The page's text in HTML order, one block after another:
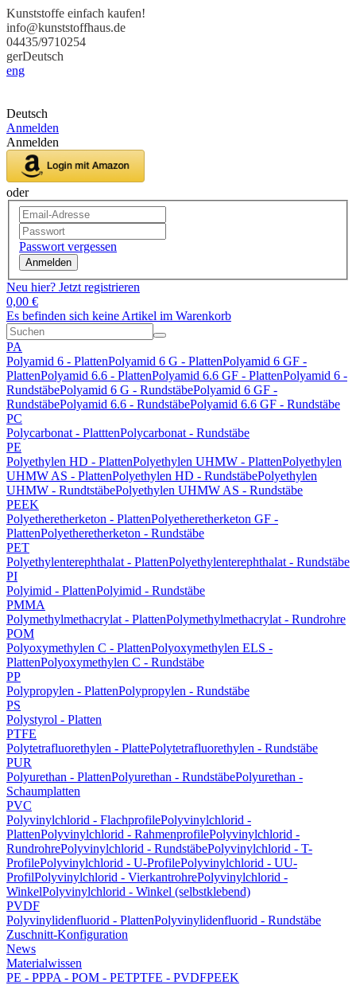
Kunststoffe einfach kaufen!
info@kunststoffhaus.de
04435/9710254
gerDeutsch
eng
Deutsch
Anmelden
Anmelden
oder
Passwort vergessen
Anmelden
Neu hier? Jetzt registrieren
0,00 €
Es befinden sich keine Artikel im Warenkorb
PA
Polyamid 6 - PlattenPolyamid 6 G - PlattenPolyamid 6 GF -
PlattenPolyamid 6.6 - PlattenPolyamid 6.6 GF - PlattenPolyamid 6 -
RundstäbePolyamid 6 G - RundstäbePolyamid 6 GF -
RundstäbePolyamid 6.6 - RundstäbePolyamid 6.6 GF - Rundstäbe
PC
Polycarbonat - PlatttenPolycarbonat - Rundstäbe
PE
Polyethylen HD - PlattenPolyethylen UHMW - PlattenPolyethylen
UHMW AS - PlattenPolyethylen HD - RundstäbePolyethylen
UHMW - RundtstäbePolyethylen UHMW AS - Rundstäbe
PEEK
Polyetheretherketon - PlattenPolyetheretherketon GF -
PlattenPolyetheretherketon - Rundstäbe
PET
Polyethylenterephthalat - PlattenPolyethylenterephthalat - Rundstäbe
PI
Polyimid - PlattenPolyimid - Rundstäbe
PMMA
Polymethylmethacrylat - PlattenPolymethylmethacrylat - Rundrohre
POM
Polyoxymethylen C - PlattenPolyoxymethylen ELS -
PlattenPolyoxymethylen C - Rundstäbe
PP
Polypropylen - PlattenPolypropylen - Rundstäbe
PS
Polystyrol - Platten
PTFE
Polytetrafluorethylen - PlattePolytetrafluorethylen - Rundstäbe
PUR
Polyurethan - PlattenPolyurethan - RundstäbePolyurethan -
Schaumplatten
PVC
Polyvinylchlorid - FlachprofilePolyvinylchlorid -
PlattenPolyvinylchlorid - RahmenprofilePolyvinylchlorid -
RundrohrePolyvinylchlorid - RundstäbePolyvinylchlorid - T-
ProfilePolyvinylchlorid - U-ProfilePolyvinylchlorid - UU-
ProfilPolyvinylchlorid - VierkantrohrePolyvinylchlorid -
WinkelPolyvinylchlorid - Winkel (selbstklebend)
PVDF
Polyvinylidenfluorid - PlattenPolyvinylidenfluorid - Rundstäbe
Zuschnitt-Konfiguration
News
Materialwissen
PE - PPPA - POM - PETPTFE - PVDFPEEK